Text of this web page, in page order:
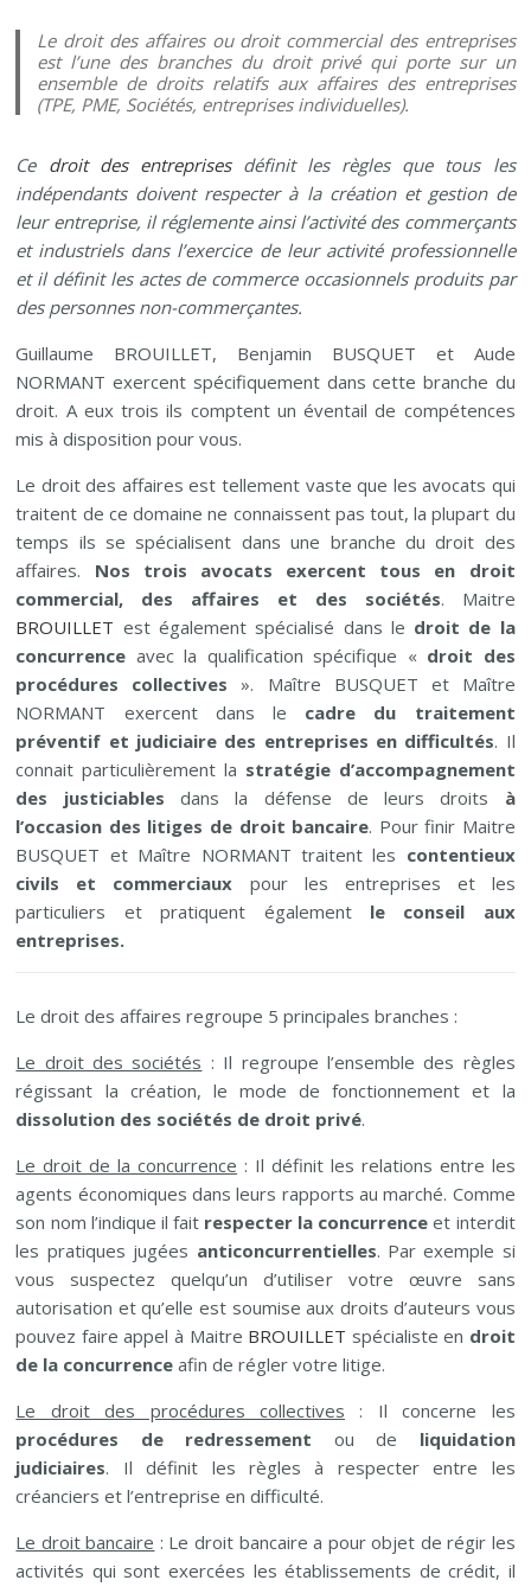
Le droit des affaires ou droit commercial des entreprises
est l’une des branches du droit privé qui porte sur un
ensemble de droits relatifs aux affaires des entreprises
(TPE, PME, Sociétés, entreprises individuelles).
Ce droit des entreprises définit les règles que tous les
indépendants doivent respecter à la création et gestion de
leur entreprise, il réglemente ainsi l’activité des commerçants
et industriels dans l’exercice de leur activité professionnelle
et il définit les actes de commerce occasionnels produits par
des personnes non-commerçantes.
Guillaume BROUILLET, Benjamin BUSQUET et Aude
NORMANT exercent spécifiquement dans cette branche du
droit. A eux trois ils comptent un éventail de compétences
mis à disposition pour vous.
Le droit des affaires est tellement vaste que les avocats qui
traitent de ce domaine ne connaissent pas tout, la plupart du
temps ils se spécialisent dans une branche du droit des
affaires. Nos trois avocats exercent tous en droit
commercial, des affaires et des sociétés. Maitre
BROUILLET est également spécialisé dans le droit de la
concurrence avec la qualification spécifique « droit des
procédures collectives ». Maître BUSQUET et Maître
NORMANT exercent dans le cadre du traitement
préventif et judiciaire des entreprises en difficultés. Il
connait particulièrement la stratégie d’accompagnement
des justiciables dans la défense de leurs droits à
l’occasion des litiges de droit bancaire. Pour finir Maitre
BUSQUET et Maître NORMANT traitent les contentieux
civils et commerciaux pour les entreprises et les
particuliers et pratiquent également le conseil aux
entreprises.
Le droit des affaires regroupe 5 principales branches :
Le droit des sociétés : Il regroupe l’ensemble des règles
régissant la création, le mode de fonctionnement et la
dissolution des sociétés de droit privé.
Le droit de la concurrence : Il définit les relations entre les
agents économiques dans leurs rapports au marché. Comme
son nom l’indique il fait respecter la concurrence et interdit
les pratiques jugées anticoncurrentielles. Par exemple si
vous suspectez quelqu’un d’utiliser votre œuvre sans
autorisation et qu’elle est soumise aux droits d’auteurs vous
pouvez faire appel à Maitre BROUILLET spécialiste en droit
de la concurrence afin de régler votre litige.
Le droit des procédures collectives : Il concerne les
procédures de redressement ou de liquidation
judiciaires. Il définit les règles à respecter entre les
créanciers et l’entreprise en difficulté.
Le droit bancaire : Le droit bancaire a pour objet de régir les
activités qui sont exercées les établissements de crédit, il